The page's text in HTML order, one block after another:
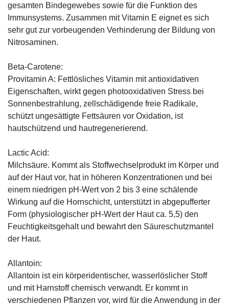
gesamten Bindegewebes sowie für die Funktion des
Immunsystems. Zusammen mit Vitamin E eignet es sich
sehr gut zur vorbeugenden Verhinderung der Bildung von
Nitrosaminen.
Beta-Carotene:
Provitamin A: Fettlösliches Vitamin mit antioxidativen
Eigenschaften, wirkt gegen photooxidativen Stress bei
Sonnenbestrahlung, zellschädigende freie Radikale,
schützt ungesättigte Fettsäuren vor Oxidation, ist
hautschützend und hautregenerierend.
Lactic Acid:
Milchsäure. Kommt als Stoffwechselprodukt im Körper und
auf der Haut vor, hat in höheren Konzentrationen und bei
einem niedrigen pH-Wert von 2 bis 3 eine schälende
Wirkung auf die Hornschicht, unterstützt in abgepufferter
Form (physiologischer pH-Wert der Haut ca. 5,5) den
Feuchtigkeitsgehalt und bewahrt den Säureschutzmantel
der Haut.
Allantoin:
Allantoin ist ein körperidentischer, wasserlöslicher Stoff
und mit Harnstoff chemisch verwandt. Er kommt in
verschiedenen Pflanzen vor, wird für die Anwendung in der